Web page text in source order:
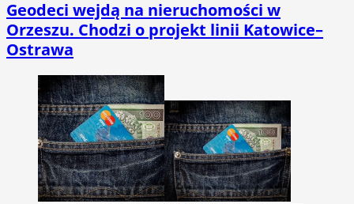
Geodeci wejdą na nieruchomości w
Orzeszu. Chodzi o projekt linii Katowice–
Ostrawa